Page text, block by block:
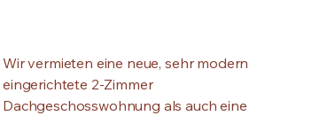
Wir vermieten eine neue, sehr modern
eingerichtete 2-Zimmer
Dachgeschosswohnung als auch eine